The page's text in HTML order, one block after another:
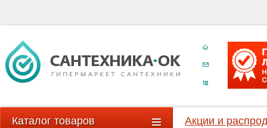
Каталог товаров Акции и